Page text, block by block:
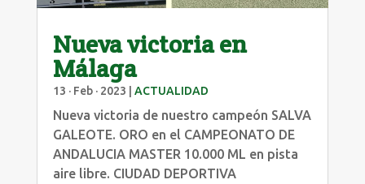
Nueva victoria en
Málaga
13 · Feb · 2023 ACTUALIDAD
Nueva victoria de nuestro campeón SALVA
GALEOTE. ORO en el CAMPEONATO DE
ANDALUCIA MASTER 10.000 ML en pista
aire libre. CIUDAD DEPORTIVA